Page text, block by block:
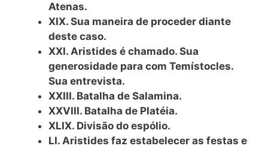
Atenas.
XIX. Sua maneira de proceder diante
deste caso.
XXI. Aristides é chamado. Sua
generosidade para com Temístocles.
Sua entrevista.
XXIII. Batalha de Salamina.
XXVIII. Batalha de Platéia.
XLIX. Divisão do espólio.
LI. Aristides faz estabelecer as festas e